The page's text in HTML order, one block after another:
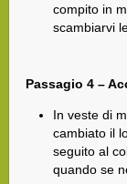
compito in
scambiarvi
Passagio 4 –
In veste di
cambiato il
seguito al
quando se